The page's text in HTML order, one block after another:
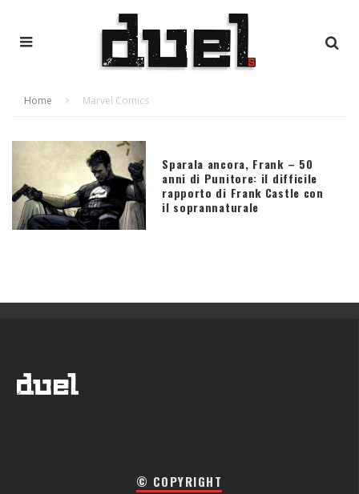
Home Marvel Comics
Sparala ancora, Frank – 50
anni di Punitore: il difficile
rapporto di Frank Castle con
il soprannaturale
© COPYRIGHT